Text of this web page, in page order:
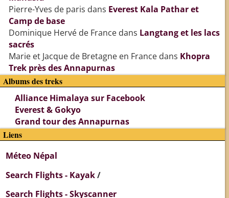
Pierre-Yves de paris dans Everest Kala Pathar et
Camp de base
Dominique Hervé de Francedans Langtang et les lacs
sacrés
Marie et Jacque de Bretagne en Francedans Khopra
Trek près des Annapurnas
Albums des treks
Alliance Himalaya sur Facebook
Everest & Gokyo
Grand tour des Annapurnas
Liens
Méteo Népal
Search Flights - Kayak/
Search Flights - Skyscanner